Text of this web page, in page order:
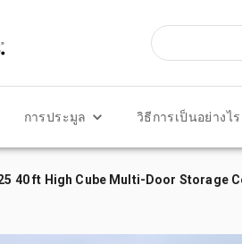
การประมูล วิธีการเป็นอย่างไร
40 ft High Cube Multi-Door Storage